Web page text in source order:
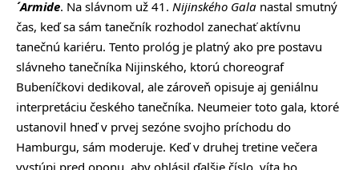
´Armide. Na slávnom už 41. Nijinského Gala nastal smutný
čas, keď sa sám tanečník rozhodol zanechať aktívnu
tanečnú kariéru. Tento prológ je platný ako pre postavu
slávneho tanečníka Nijinského, ktorú choreograf
Bubeníčkovi dedikoval, ale zároveň opisuje aj geniálnu
interpretáciu českého tanečníka. Neumeier toto gala, ktoré
ustanovil hneď v prvej sezóne svojho príchodu do
Hamburgu, sám moderuje. Keď v druhej tretine večera
vystúpi pred oponu, aby ohlásil ďalšie číslo, víta ho